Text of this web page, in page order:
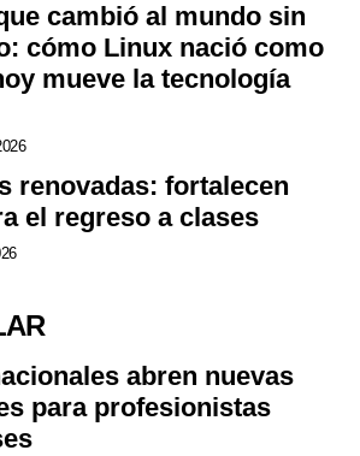
cambió al mundo sin
cómo Linux nació como
mueve la tecnología
renovadas: fortalecen
el regreso a clases
abren nuevas
para profesionistas